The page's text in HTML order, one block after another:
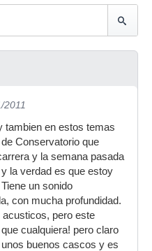
2011
tambien en estos temas
Conservatorio que
y la semana pasada
la verdad es que estoy
un sonido
con mucha profundidad.
pero este
cualquiera! pero claro
buenos cascos y es